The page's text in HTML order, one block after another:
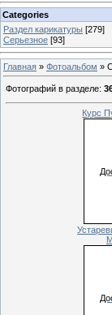
Categories
Раздел карикатуры [279]
Серьезное [93]
Главная » Фотоальбом »
Фотографий в разделе:
Курс